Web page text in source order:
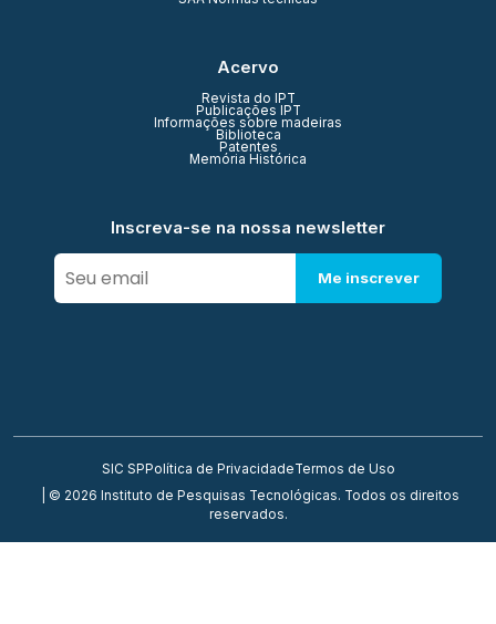
Acervo
Revista do IPT
Publicações IPT
Informações sobre madeiras
Biblioteca
Patentes
Memória Histórica
Inscreva-se na nossa newsletter
Me inscrever
SIC SP Política de PrivacidadeTermos de Uso
| © 2026 Instituto de Pesquisas Tecnológicas. Todos os direitos
reservados.